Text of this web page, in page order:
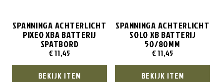
SPANNINGA ACHTERLICHT
PIXEO XBA BATTERIJ
SPATBORD
€11,45
BEKIJK ITEM
SPANNINGA ACHTERLICHT
SOLO XB BATTERIJ
50/80MM
€11,45
BEKIJK ITEM